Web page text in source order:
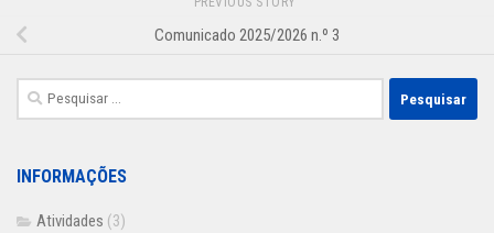
Comunicado 2025/2026 n.º 3
Pesquisar
por:
INFORMAÇÕES
Atividades (3)